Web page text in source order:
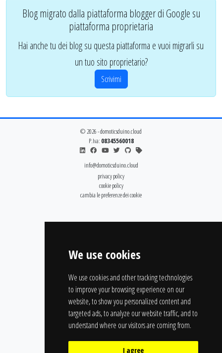
We use cookies
We use cookies and other tracking technologies
to improve your browsing experience on our
website, to show you personalized content and
targeted ads, to analyze our website traffic, and to
understand where our visitors are coming from.
I agree
Blog migrato dalla piattaforma blogger di Google su
piattaforma proprietaria
Hai anche tu dei blog su questa piattaforma e vuoi migrarli su
un tuo sito proprietario?
Scrivimi
© 2026 - domoticsduino.cloud
P.Iva: 08345560018
info@domoticsduino.cloud
privacy policy
cookie policy
cambia le preferenze dei cookie